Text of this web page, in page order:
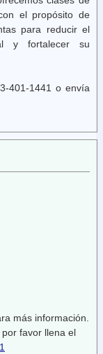
el propósito de
para reducir el
y fortalecer su
401-1441 o envía
más información.
favor llena el